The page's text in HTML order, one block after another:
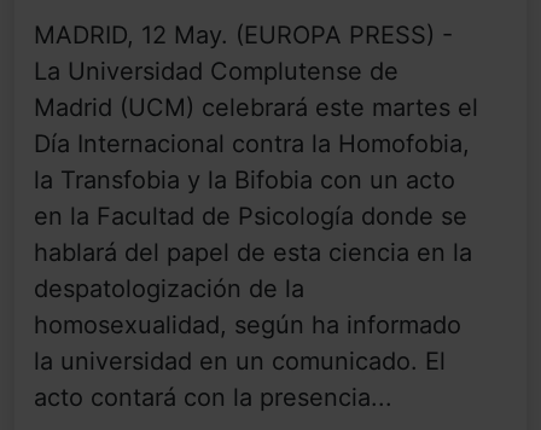
MADRID, 12 May. (EUROPA PRESS) -
La Universidad Complutense de
Madrid (UCM) celebrará este martes el
Día Internacional contra la Homofobia,
la Transfobia y la Bifobia con un acto
en la Facultad de Psicología donde se
hablará del papel de esta ciencia en la
despatologización de la
homosexualidad, según ha informado
la universidad en un comunicado. El
acto contará con la presencia...